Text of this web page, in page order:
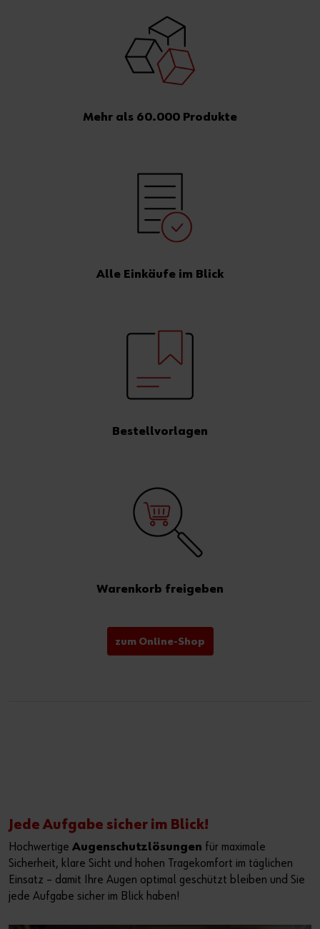
Mehr als 60.000 Produkte
Alle Einkäufe im Blick
Bestellvorlagen
Warenkorb freigeben
zum Online-Shop
Jede Aufgabe sicher im Blick!
Hochwertige Augenschutzlösungen für maximale
Sicherheit, klare Sicht und hohen Tragekomfort im täglichen
Einsatz – damit Ihre Augen optimal geschützt bleiben und Sie
jede Aufgabe sicher im Blick haben!